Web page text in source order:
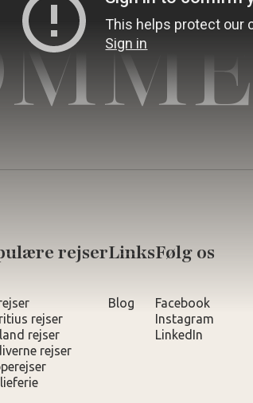
rejser
rejser
rejser
rejser
Links
Blog
Følg os
Facebook
Instagram
LinkedIn